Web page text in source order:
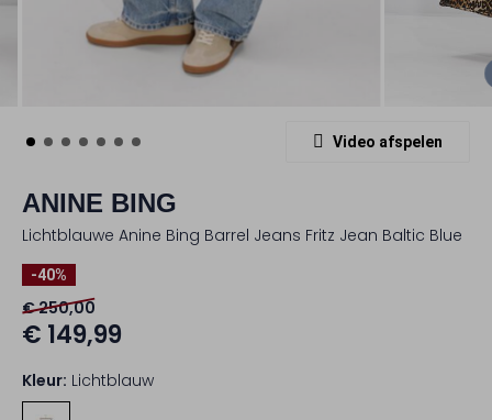
Video afspelen
ANINE BING
Lichtblauwe Anine Bing Barrel Jeans Fritz Jean Baltic Blue
-40%
€ 250,00
€ 149,99
Kleur: Lichtblauw